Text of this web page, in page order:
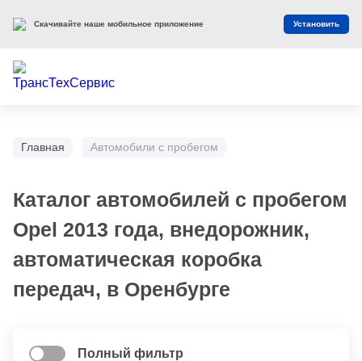
Главная Автомобили с пробегом
Каталог автомобилей с пробегом
Opel 2013 года, внедорожник,
автоматическая коробка
передач, в Оренбурге
Полный фильтр
Скачивайте наше мобильное приложение Установить